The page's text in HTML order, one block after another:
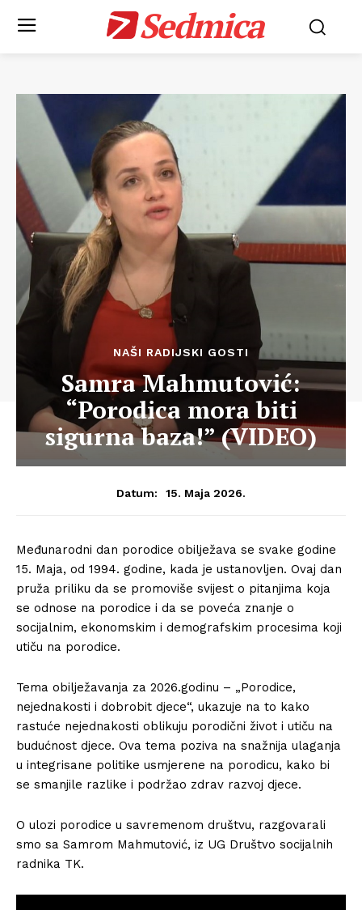
Sedmica
NAŠI RADIJSKI GOSTI
Samra Mahmutović:
“Porodica mora biti
sigurna baza!” (VIDEO)
Datum: 15. Maja 2026.
Međunarodni dan porodice obilježava se svake godine
15. Maja, od 1994. godine, kada je ustanovljen. Ovaj dan
pruža priliku da se promoviše svijest o pitanjima koja
se odnose na porodice i da se poveća znanje o
socijalnim, ekonomskim i demografskim procesima koji
utiču na porodice.
Tema obilježavanja za 2026.godinu – „Porodice,
nejednakosti i dobrobit djece“, ukazuje na to kako
rastuće nejednakosti oblikuju porodični život i utiču na
budućnost djece. Ova tema poziva na snažnija ulaganja
u integrisane politike usmjerene na porodicu, kako bi
se smanjile razlike i podržao zdrav razvoj djece.
O ulozi porodice u savremenom društvu, razgovarali
smo sa Samrom Mahmutović, iz UG Društvo socijalnih
radnika TK.